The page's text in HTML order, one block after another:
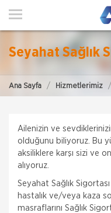
ANA SAYFA
POLIÇE HATIRLAT
ŞUBELERIMIZ
ŞUBE BAŞVURUSU
MÜŞTERI GIRIŞI
Seyahat Sağlık
Ana Sayfa Hizmetlerimiz
Ailenizin ve
olduğunu biliyoruz. Bu
aksiliklere karşı sizi ve
alıyoruz.
Seyahat Sağlık
hastalık ve/veya kaza
masraflarını Sağlık